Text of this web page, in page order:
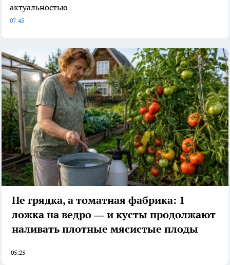
актуальностью
07:45
Не грядка, а томатная фабрика: 1
ложка на ведро — и кусты продолжают
наливать плотные мясистые плоды
05:25